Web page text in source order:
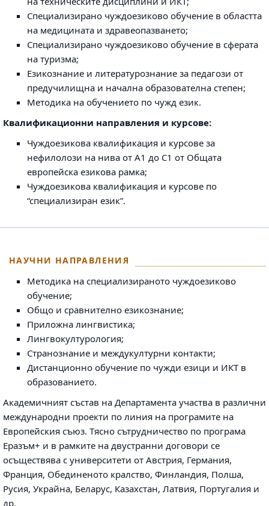
Специализирано чуждоезиково обучение в областта
на медицината и здравеопазването;
Специализирано чуждоезиково обучение в сферата
на туризма;
Езикознание и литературознание за педагози от
предучилищна и начална образователна степен;
Методика на обучението по чужд език.
Квалификационни направления и курсове:
Чуждоезикова квалификация и курсове за
нефилолози на нива от А1 до С1 от Общата
европейска езикова рамка;
Чуждоезикова квалификация и курсове по
“специализиран език”.
НАУЧНИ НАПРАВЛЕНИЯ
Методика на специализираното чуждоезиково
обучение;
Общо и сравнително езикознание;
Приложна лингвистика;
Лингвокултурология;
Странознание и междукултурни контакти;
Дистанционно обучение по чужди езици и ИКТ в
образованието.
Академичният състав на Департамента участва в различни
международни проекти по линия на програмите на
Европейския съюз. Тясно сътрудничество по програма
Еразъм+ и в рамките на двустранни договори се
осъществява с университети от Австрия, Германия,
Франция, Обединеното кралство, Финландия, Полша,
Русия, Украйна, Беларус, Казахстан, Латвия, Португалия и
др.